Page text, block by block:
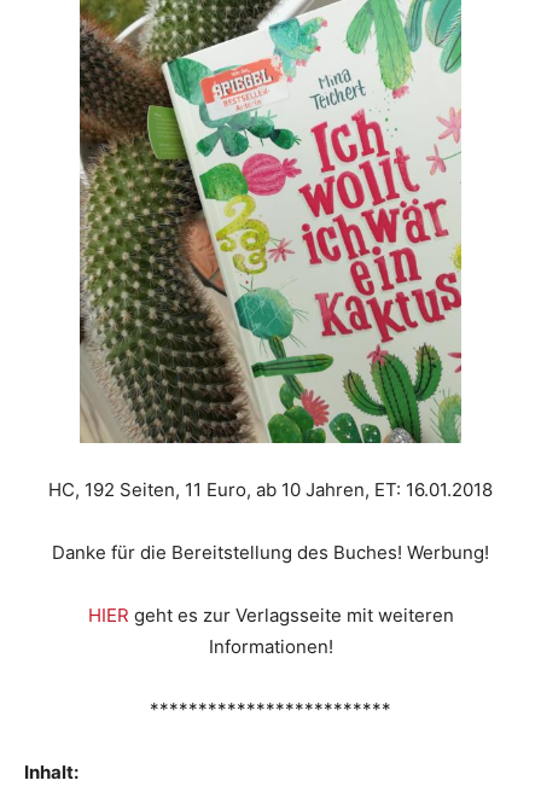
HC, 192 Seiten, 11 Euro, ab 10 Jahren, ET: 16.01.2018
Danke für die Bereitstellung des Buches! Werbung!
HIER geht es zur Verlagsseite mit weiteren
Informationen!
*************************
Inhalt: